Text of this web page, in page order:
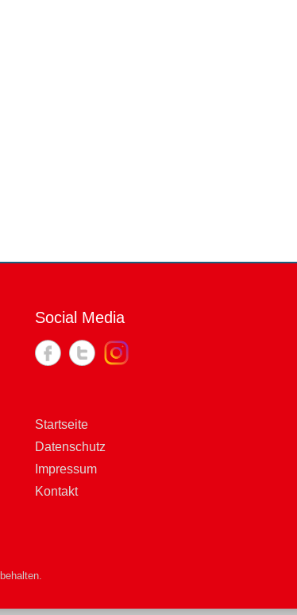
Social Media
Startseite
Datenschutz
Impressum
Kontakt